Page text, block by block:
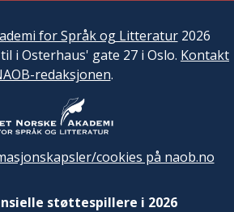
for Språk og Litteratur2026
i Osterhaus' gate 27 i Oslo. Kontakt
redaksjonen.
cookies på naob.no
støttespillere i 2026